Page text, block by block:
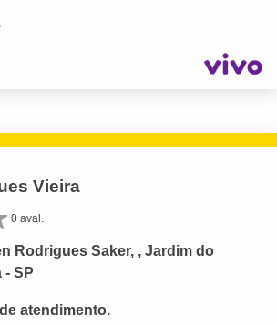
Vieira
0 aval.
Rodrigues Saker, , Jardim do
- SP
atendimento.